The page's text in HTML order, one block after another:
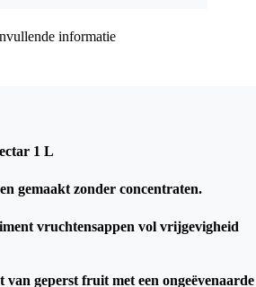
informatie
1 L
gemaakt zonder concentraten.
vruchtensappen vol vrijgevigheid
van geperst fruit met een ongeëvenaarde